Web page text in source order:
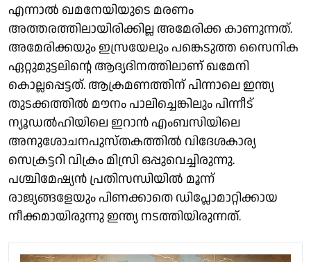
എന്നാൽ ഖമനേയിയുടെ മരണം
അത്തരത്തിലായിരിക്കില്ല അമേരിക്ക കാണുന്നത്.
അമേരിക്കയും ഇസ്രയേലും പങ്കെടുത്ത സൈനിക
ഏറ്റുമുട്ടലിന്റെ ആദ്യദിനത്തിലാണ് ഖമേനി
കൊല്ലപ്പെട്ടത്. ആക്രമണത്തിന് പിന്നാലെ ഇന്ത്യ
തുടക്കത്തിൽ മൗനം പാലിച്ചെങ്കിലും പിന്നീട്
ന്യൂഡൽഹിയിലെ ഇറാൻ എംബസിയിലെ
അനുശോചനപുസ്തകത്തിൽ വിദേശകാര്യ
സെക്രട്ടറി വിക്രം മിസ്രി ഒപ്പുവെച്ചിരുന്നു.
പശ്ചിമേഷ്യൻ പ്രതിസന്ധിയിൽ മൂന്ന്
രാജ്യങ്ങളേയും പിണക്കാതെ ഡിപ്ലോമാറ്റിക്കായ
നീക്കമായിരുന്നു ഇന്ത്യ നടത്തിയിരുന്നത്.